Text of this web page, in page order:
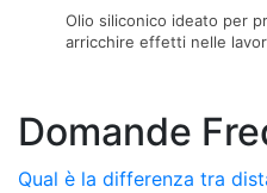
prezzo
originale
prezzo
attuale
Olio siliconico ideato per
arricchire effetti nelle
Domande
Qual è la differenza tra